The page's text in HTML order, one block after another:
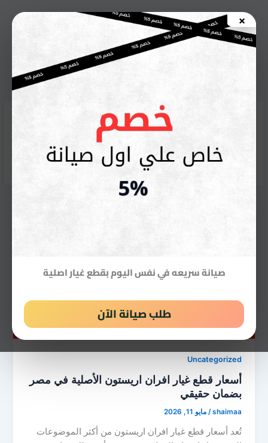
×
صيانة سريعه في نفس اليوم بقطع غيار اصلية
طلب صيانة الآن
إلى
المحتوى
Uncategorized
Uncategorized
أسعار قطع غيار افران اريستون الأصلية في مصر
بضمان حقيقي
shaimaa
/مايو 11, 2026
تُعد أسعار قطع غيار افران اريستون من أكثر الموضوعات